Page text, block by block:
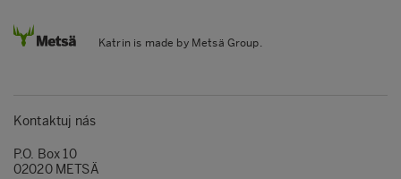
Katrin is made by Metsä Group.
Kontaktuj nás
P.O. Box 10
02020 METSÄ